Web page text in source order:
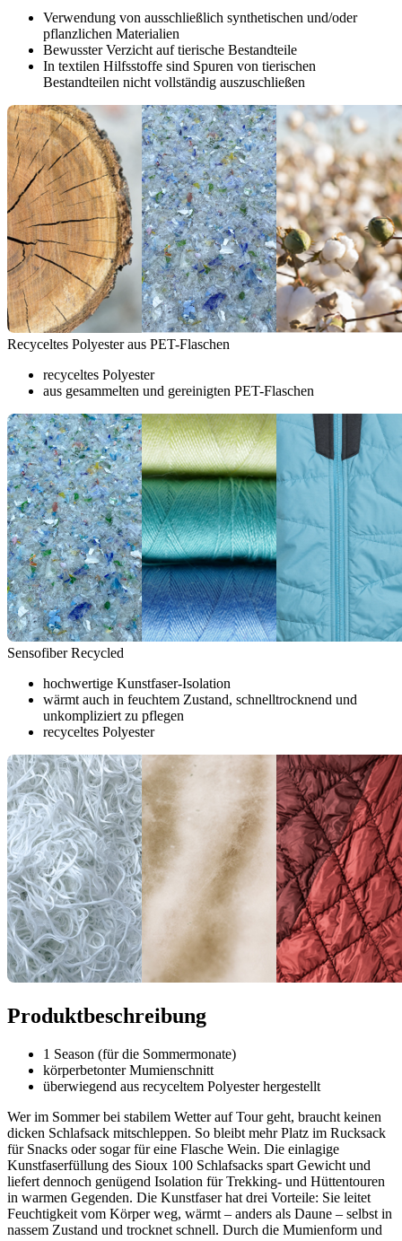
Verwendung von ausschließlich synthetischen und/oder
pflanzlichen Materialien
Bewusster Verzicht auf tierische Bestandteile
In textilen Hilfsstoffe sind Spuren von tierischen
Bestandteilen nicht vollständig auszuschließen
Recyceltes Polyester aus PET-Flaschen
recyceltes Polyester
aus gesammelten und gereinigten PET-Flaschen
Sensofiber Recycled
hochwertige Kunstfaser-Isolation
wärmt auch in feuchtem Zustand, schnelltrocknend und
unkompliziert zu pflegen
recyceltes Polyester
Produktbeschreibung
1 Season (für die Sommermonate)
körperbetonter Mumienschnitt
überwiegend aus recyceltem Polyester hergestellt
Wer im Sommer bei stabilem Wetter auf Tour geht, braucht keinen
dicken Schlafsack mitschleppen. So bleibt mehr Platz im Rucksack
für Snacks oder sogar für eine Flasche Wein. Die einlagige
Kunstfaserfüllung des Sioux 100 Schlafsacks spart Gewicht und
liefert dennoch genügend Isolation für Trekking- und Hüttentouren
in warmen Gegenden. Die Kunstfaser hat drei Vorteile: Sie leitet
Feuchtigkeit vom Körper weg, wärmt – anders als Daune – selbst in
nassem Zustand und trocknet schnell. Durch die Mumienform und